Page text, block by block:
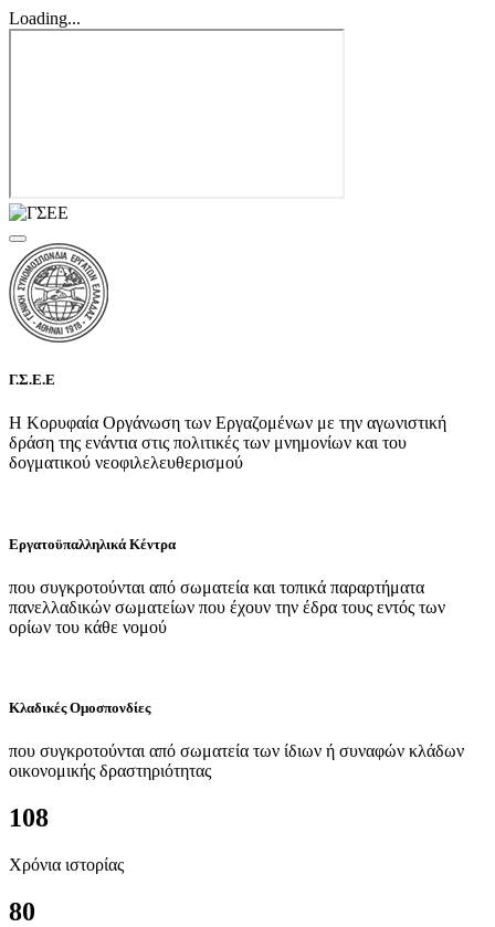
Loading...
Γ.Σ.Ε.Ε
Η Κορυφαία Οργάνωση των Εργαζομένων με την αγωνιστική
δράση της ενάντια στις πολιτικές των μνημονίων και του
δογματικού νεοφιλελευθερισμού
Εργατοϋπαλληλικά Κέντρα
που συγκροτούνται από σωματεία και τοπικά παραρτήματα
πανελλαδικών σωματείων που έχουν την έδρα τους εντός των
ορίων του κάθε νομού
Κλαδικές Ομοσπονδίες
που συγκροτούνται από σωματεία των ίδιων ή συναφών κλάδων
οικονομικής δραστηριότητας
108
Χρόνια ιστορίας
80